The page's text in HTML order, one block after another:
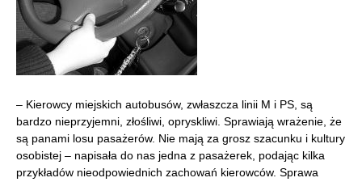
– Kierowcy miejskich autobusów, zwłaszcza linii M i PS, są
bardzo nieprzyjemni, złośliwi, opryskliwi. Sprawiają wrażenie, że
są panami losu pasażerów. Nie mają za grosz szacunku i kultury
osobistej – napisała do nas jedna z pasażerek, podając kilka
przykładów nieodpowiednich zachowań kierowców. Sprawa